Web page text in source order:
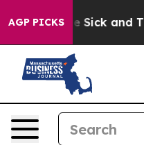
AGP PICKS
Are Sick and Tired